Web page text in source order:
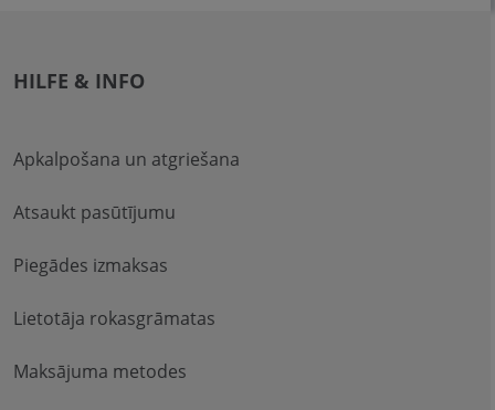
HILFE & INFO
Apkalpošana un atgriešana
Atsaukt pasūtījumu
Piegādes izmaksas
Lietotāja rokasgrāmatas
Maksājuma metodes